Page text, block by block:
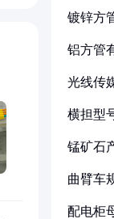
镀锌方
铝方管
光线传
横担型
锰矿石
曲臂车
配电柜